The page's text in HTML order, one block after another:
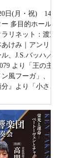
日(月・祝) 14:00
多目的ホール｜
リネット：渡辺
けみ｜アンリ・
、J.S.バッハ／
より「王の主題
風フーガ」、ド
』より「小さな